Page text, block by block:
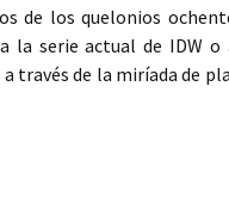
de los quelonios
la serie actual de IDW
través de la miríada de